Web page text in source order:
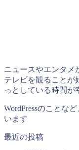
ニュースやエンタメ
テレビを観ることが
っとしている時間が
WordPressのことな
います
最近の投稿